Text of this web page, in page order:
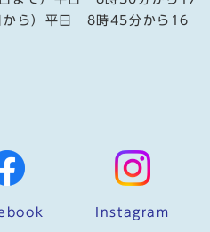
から）平日 8時45分から16
Instagram